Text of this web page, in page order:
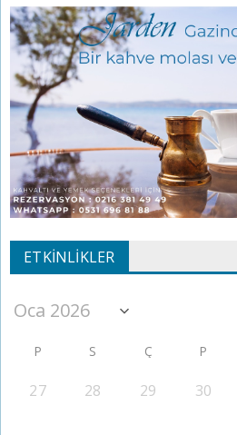
ETKINLIKLER
P S Ç P
27 28 29 30